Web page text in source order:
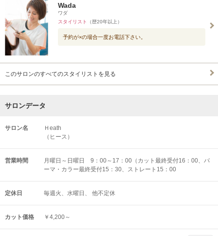
Wada
ワダ
スタイリスト
（歴20年以上）
予約が×の場合一度お電話下さい。
このサロンのすべてのスタイリストを見る
サロンデータ
サロン名
Ｈeath
（ヒース）
営業時間
月曜日～日曜日 9：00～17：00（カット最終受付16：00、パ
ーマ・カラー最終受付15：30、ストレート15：00
定休日 毎週火、水曜日、 他不定休
カット価格 ￥4,200～